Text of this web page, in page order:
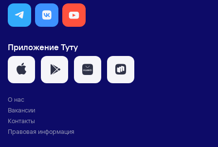
Приложение Туту
О нас
Вакансии
Контакты
Правовая информация